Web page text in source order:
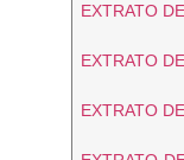
EXTRATO
EXTRATO
EXTRATO